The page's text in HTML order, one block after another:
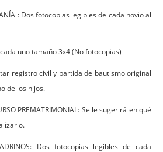
: Dos fotocopias legibles de cada novio al
uno tamaño 3x4 (No fotocopias)
registro civil y partida de bautismo original
de los hijos.
PREMATRIMONIAL: Se le sugerirá en qué
Dos fotocopias legibles de cada